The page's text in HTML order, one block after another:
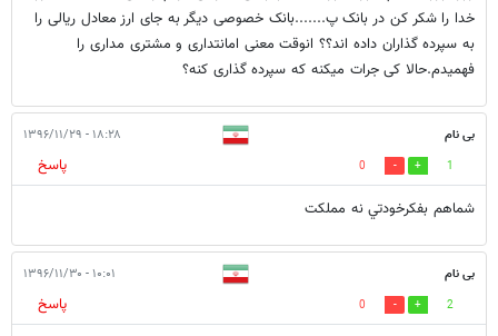
خدا را شکر کن در بانک پ.......بانک خصوصی دیگر به جای ارز معادل ریالی را
به سپرده گذاران داده اند؟؟ انوقت معنی امانتداری و مشتری مداری را
فهمیدم.حالا کی جرات میکنه که سپرده گذاری کنه؟
بی نام ۱۸:۲۸ - ۱۳۹۶/۱۱/۲۹
1
0
پاسخ
شماهم بفكرخودتي نه مملكت
بی نام ۱۰:۰۱ - ۱۳۹۶/۱۱/۳۰
2
0
پاسخ